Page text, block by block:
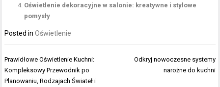
Oświetlenie dekoracyjne w salonie: kreatywne i stylowe
pomysły
Posted inOświetlenie
Nawigacja
wpisu
Prawidłowe Oświetlenie Kuchni:
Kompleksowy Przewodnik po
Planowaniu, Rodzajach Świateł i
Odkryj nowoczesne systemy
narożne do kuchni